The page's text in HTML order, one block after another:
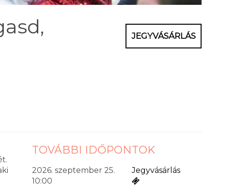
JEGYVÁSÁRLÁS
TOVÁBBI IDŐPONTOK
2026. szeptember 25.
10:00
Jegyvásárlás